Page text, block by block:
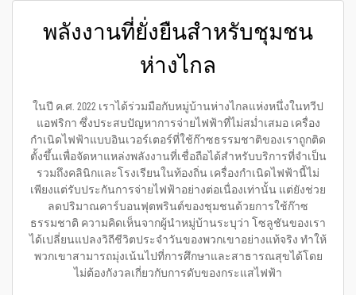
พลังงานที่ยั่งยืนสำหรับชุมชน
ห่างไกล
ในปี ค.ศ. 2022 เราได้ร่วมมือกับหมู่บ้านห่างไกลแห่งหนึ่งในทวีป
แอฟริกา ซึ่งประสบปัญหาการจ่ายไฟฟ้าที่ไม่สม่ำเสมอ เครื่อง
กำเนิดไฟฟ้าแบบอินเวอร์เตอร์ที่ใช้ก๊าซธรรมชาติของเราถูกติด
ตั้งขึ้นเพื่อจัดหาแหล่งพลังงานที่เชื่อถือได้สำหรับบริการที่จำเป็น
รวมถึงคลินิกและโรงเรียนในท้องถิ่น เครื่องกำเนิดไฟฟ้านี้ไม่
เพียงแต่รับประกันการจ่ายไฟฟ้าอย่างต่อเนื่องเท่านั้น แต่ยังช่วย
ลดปริมาณคาร์บอนฟุตพรินต์ของชุมชนด้วยการใช้ก๊าซ
ธรรมชาติ ความคิดเห็นจากผู้นำหมู่บ้านระบุว่า โซลูชันของเรา
ได้เปลี่ยนแปลงวิถีชีวิตประจำวันของพวกเขาอย่างแท้จริง ทำให้
พวกเขาสามารถมุ่งเน้นไปที่การศึกษาและสาธารณสุขได้โดย
ไม่ต้องกังวลเกี่ยวกับการดับของกระแสไฟฟ้า